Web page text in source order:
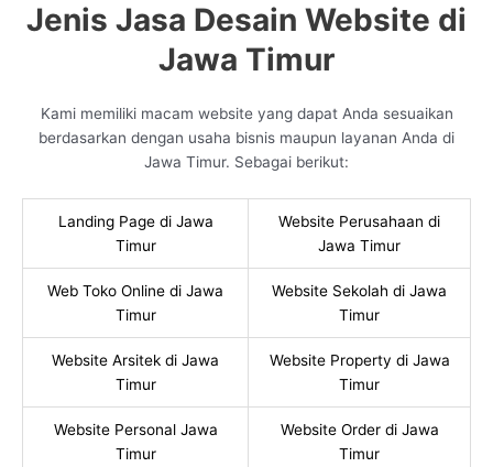
Jenis Jasa Desain Website di
Jawa Timur
Kami memiliki macam website yang dapat Anda sesuaikan
berdasarkan dengan usaha bisnis maupun layanan Anda di
Jawa Timur. Sebagai berikut:
Landing Page di Jawa
Timur
Website Perusahaan di
Jawa Timur
Web Toko Online di Jawa
Timur
Website Sekolah di Jawa
Timur
Website Arsitek di Jawa
Timur
Website Property di Jawa
Timur
Website Personal Jawa
Timur
Website Order di Jawa
Timur